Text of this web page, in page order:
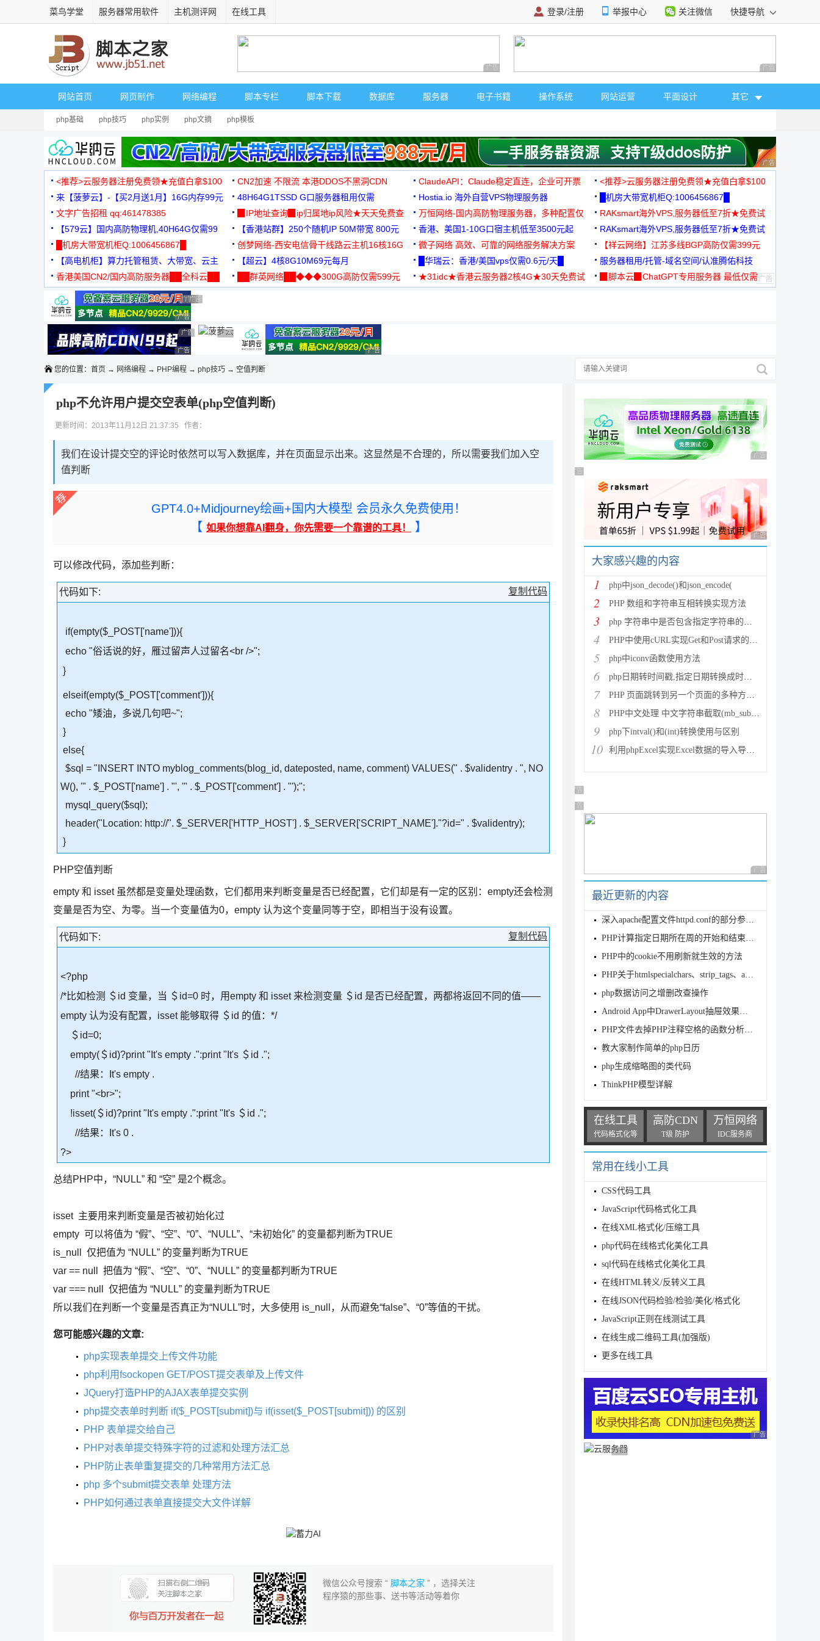
菜鸟学堂 服务器常用软件 主机测评网 在线工具 登录/注册 举报中心 关注微信 快捷导航
广告 商业广告，理性选择 广告 商业广告，理
网站首页 网页制作 网络编程 脚本专栏 脚本下载 数据库 服务器 电子书籍 操作系统 网站运营 平面设计 其它
php基础 php技巧 php实例 php文摘 php模板
广告 商业广告，理
<推荐>云服务器注册免费领★充值白拿$100 CN2加速 不限流 本港DDOS不黑洞CDN ClaudeAPI：Claude稳定直连，企业可开票
<推荐>云服务器注册免费领★充值白拿$100
来【菠萝云】-【买2月送1月】16G内存99元
48H64G1TSSD G口服务器租用仅需
3000+可免费测试
Hostia.io 海外自营VPS物理服务器
█机房大带宽机柜Q:1006456867█
文字广告招租 qq:461478385
▉IP地址查询▉ip归属地ip风险★天天免费查
万恒网络-国内高防物理服务器，多种配置仅
99元/月起
RAKsmart海外VPS,服务器低至7折★免费试
用★
【579云】国内高防物理机,40H64G仅需99
元
【香港站群】250个随机IP 50M带宽 800元 香港、美国1-10G口宿主机低至3500元起
RAKsmart海外VPS,服务器低至7折★免费试
用★
█机房大带宽机柜Q:1006456867█
创梦网络-西安电信骨干线路云主机16核16G
88元/月
微子网络 高效、可靠的网络服务解决方案
【祥云网络】江苏多线BGP高防仅需399元
【高电机柜】算力托管租赁、大带宽、云主
机
【超云】4核8G10M69元每月 █华瑞云：香港/美国vps仅需0.6元/天█
服务器租用/托管-域名空间/认准腾佑科技
香港美国CN2/国内高防服务器██全科云██
██群英网络██◆◆◆300G高防仅需599元
★31idc★香港云服务器2核4G★30天免费试
▉脚本云▉ChatGPT专用服务器 最低仅需
广告 商业广告，理性选择
广告 商业广告，理性选择
广告 商业广告，理性选择
广告 商业广告，理性选择
广告 商业广告，理性选择
广告 商业广告，理性选择
广告 商业广告，理性选择
广告 商业广告，理性选择广告 商业广告，理性选择
广告 商业广告，理性选择
您的位置： 首页 → 网络编程 → PHP编程 → php技巧 → 空值判断
php不允许用户提交空表单(php空值判断)
更新时间：2013年11月12日 21:37:35 作者：
我们在设计提交空的评论时依然可以写入数据库，并在页面显示出来。这显然是不合理的，所以需要我们加入空
值判断
GPT4.0+Midjourney绘画+国内大模型 会员永久免费使用！
【 如果你想靠AI翻身，你先需要一个靠谱的工具！ 】
可以修改代码，添加些判断：
复制代码
代码如下:
if(empty($_POST['name'])){
echo "俗话说的好，雁过留声人过留名<br />";
}
elseif(empty($_POST['comment'])){
echo "矮油，多说几句吧~";
}
else{
$sql = "INSERT INTO myblog_comments(blog_id, dateposted, name, comment) VALUES(" . $validentry . ", NO
W(), '" . $_POST['name'] . "', '" . $_POST['comment'] . "');";
mysql_query($sql);
header("Location: http://". $_SERVER['HTTP_HOST'] . $_SERVER['SCRIPT_NAME']."?id=" . $validentry);
}
PHP空值判断
empty 和 isset 虽然都是变量处理函数，它们都用来判断变量是否已经配置，它们却是有一定的区别：empty还会检测
变量是否为空、为零。当一个变量值为0，empty 认为这个变量同等于空，即相当于没有设置。
复制代码
代码如下:
<?php
/*比如检测 ＄id 变量，当 ＄id=0 时，用empty 和 isset 来检测变量 ＄id 是否已经配置，两都将返回不同的值——
empty 认为没有配置，isset 能够取得 ＄id 的值：*/
＄id=0;
empty(＄id)?print "It's empty .":print "It's ＄id .";
//结果：It's empty .
print "<br>";
!isset(＄id)?print "It's empty .":print "It's ＄id .";
//结果：It's 0 .
?>
总结PHP中，“NULL” 和 “空” 是2个概念。
isset 主要用来判断变量是否被初始化过
empty 可以将值为 “假”、“空”、“0”、“NULL”、“未初始化” 的变量都判断为TRUE
is_null 仅把值为 “NULL” 的变量判断为TRUE
var == null 把值为 “假”、“空”、“0”、“NULL” 的变量都判断为TRUE
var === null 仅把值为 “NULL” 的变量判断为TRUE
所以我们在判断一个变量是否真正为“NULL”时，大多使用 is_null，从而避免“false”、“0”等值的干扰。
您可能感兴趣的文章:
php实现表单提交上传文件功能
php利用fsockopen GET/POST提交表单及上传文件
JQuery打造PHP的AJAX表单提交实例
php提交表单时判断 if($_POST[submit])与 if(isset($_POST[submit])) 的区别
PHP 表单提交给自己
PHP对表单提交特殊字符的过滤和处理方法汇总
PHP防止表单重复提交的几种常用方法汇总
php 多个submit提交表单 处理方法
PHP如何通过表单直接提交大文件详解
微信公众号搜索 “脚本之家 ” ，选择关注
程序猿的那些事、送书等活动等着你
广告 商业广告，理性
广告 商业广告，理性选择
广告 商业广告，理性
大家感兴趣的内容
1 php中json_decode()和json_encode(
2 PHP 数组和字符串互相转换实现方法
3 php 字符串中是否包含指定字符串的多种方法
4 PHP中使用cURL实现Get和Post请求的方法
5 php中iconv函数使用方法
6 php日期转时间戳,指定日期转换成时间戳
7 PHP 页面跳转到另一个页面的多种方法方法总结
8 PHP中文处理 中文字符串截取(mb_substr)和获取中
9 php下intval()和(int)转换使用与区别
10 利用phpExcel实现Excel数据的导入导出(全步骤详细
广告 商业广告，理性选择
广告 商业广告，理性选择
广告 商业广告，理性
最近更新的内容
深入apache配置文件httpd.conf的部分参数说明
PHP计算指定日期所在周的开始和结束日期的方法
PHP中的cookie不用刷新就生效的方法
PHP关于htmlspecialchars、strip_tags、addsl
php数据访问之增删改查操作
Android App中DrawerLayout抽屉效果的菜单编写实例
PHP文件去掉PHP注释空格的函数分析(PHP代码压缩)
教大家制作简单的php日历
php生成缩略图的类代码
ThinkPHP模型详解
在线工具
代码格式化等
高防CDN
T级 防护
万恒网络
IDC服务商
常用在线小工具
CSS代码工具
JavaScript代码格式化工具
在线XML格式化/压缩工具
php代码在线格式化美化工具
sql代码在线格式化美化工具
在线HTML转义/反转义工具
在线JSON代码检验/检验/美化/格式化
JavaScript正则在线测试工具
在线生成二维码工具(加强版)
更多在线工具
广告 商业广告，理性
广告 商业广告，理性选择